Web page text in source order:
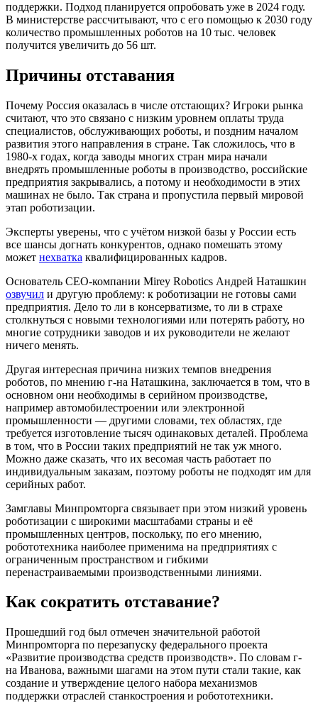
поддержки. Подход планируется опробовать уже в 2024 году.
В министерстве рассчитывают, что с его помощью к 2030 году
количество промышленных роботов на 10 тыс. человек
получится увеличить до 56 шт.
Причины отставания
Почему Россия оказалась в числе отстающих? Игроки рынка
считают, что это связано с низким уровнем оплаты труда
специалистов, обслуживающих роботы, и поздним началом
развития этого направления в стране. Так сложилось, что в
1980-х годах, когда заводы многих стран мира начали
внедрять промышленные роботы в производство, российские
предприятия закрывались, а потому и необходимости в этих
машинах не было. Так страна и пропустила первый мировой
этап роботизации.
Эксперты уверены, что с учётом низкой базы у России есть
все шансы догнать конкурентов, однако помешать этому
может нехватка квалифицированных кадров.
Основатель CEO-компании Mirey Robotics Андрей Наташкин
озвучил и другую проблему: к роботизации не готовы сами
предприятия. Дело то ли в консерватизме, то ли в страхе
столкнуться с новыми технологиями или потерять работу, но
многие сотрудники заводов и их руководители не желают
ничего менять.
Другая интересная причина низких темпов внедрения
роботов, по мнению г-на Наташкина, заключается в том, что в
основном они необходимы в серийном производстве,
например автомобилестроении или электронной
промышленности — другими словами, тех областях, где
требуется изготовление тысяч одинаковых деталей. Проблема
в том, что в России таких предприятий не так уж много.
Можно даже сказать, что их весомая часть работает по
индивидуальным заказам, поэтому роботы не подходят им для
серийных работ.
Замглавы Минпромторга связывает при этом низкий уровень
роботизации с широкими масштабами страны и её
промышленных центров, поскольку, по его мнению,
робототехника наиболее применима на предприятиях с
ограниченным пространством и гибкими
перенастраиваемыми производственными линиями.
Как сократить отставание?
Прошедший год был отмечен значительной работой
Минпромторга по перезапуску федерального проекта
«Развитие производства средств производств». По словам г-
на Иванова, важными шагами на этом пути стали такие, как
создание и утверждение целого набора механизмов
поддержки отраслей станкостроения и робототехники.